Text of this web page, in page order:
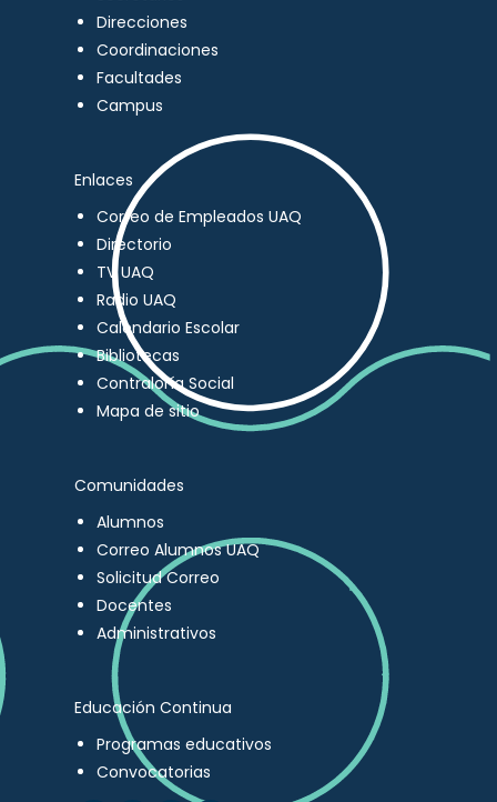
Direcciones
Coordinaciones
Facultades
Campus
Enlaces
Correo de Empleados UAQ
Directorio
TV UAQ
Radio UAQ
Calendario Escolar
Bibliotecas
Contraloría Social
Mapa de sitio
Comunidades
Alumnos
Correo Alumnos UAQ
Solicitud Correo
Docentes
Administrativos
Educación Continua
Programas educativos
Convocatorias